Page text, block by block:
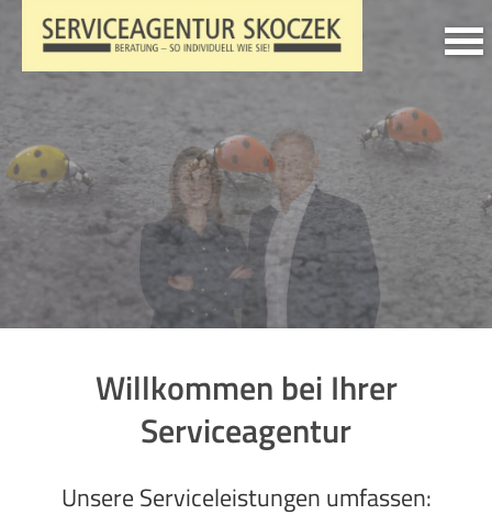
Willkommen bei Ihrer
Serviceagentur
Unsere Serviceleistungen umfassen: